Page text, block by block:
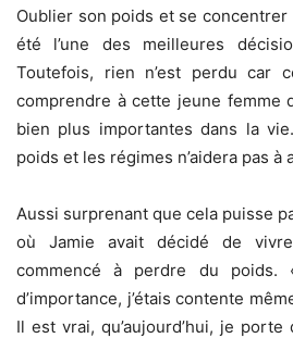
Oublier son poids et se
été l’une des meilleures
Toutefois, rien n’est perdu car
comprendre à cette jeune femme
bien plus importantes dans la
poids et les régimes n’aidera pas à
Aussi surprenant que cela puisse
où Jamie avait décidé de
commencé à perdre du poids.
d’importance, j’étais contente
Il est vrai, qu’aujourd’hui, je